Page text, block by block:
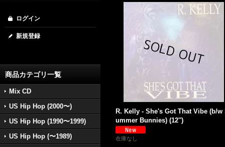
ログイン
新規登録
商品カテゴリ一覧
Mix CD
US Hip Hop (2000〜)
US Hip Hop (1990〜1999)
US Hip Hop (〜1989)
R. Kelly - She's Got That Vibe (b/w
ummer Bunnies) (12'')
在庫なし